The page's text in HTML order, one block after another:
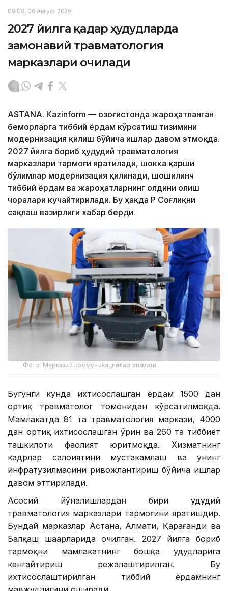
09:08, 06 Август 2026
2027 йилга қадар ҳудудларда
замонавий травматология
марказлари очилади
ASTANА. Кazinform — Қозоғистонда жароҳатланган
беморларга тиббий ёрдам кўрсатиш тизимини
модернизация қилиш бўйича ишлар давом этмоқда.
2027 йилга бориб ҳудудий травматология
марказлари тармоғи яратилади, шокка қарши
бўлимлар модернизация қилинади, шошилинч
тиббий ёрдам ва жароҳатларнинг олдини олиш
чоралари кучайтирилади. Бу ҳақда ҚР Соғлиқни
сақлаш вазирлиги хабар берди.
Фото: Марказий коммуникациялар хизмати
Бугунги кунда ихтисослашган ёрдам 1500 дан
ортиқ травматолог томонидан кўрсатилмоқда.
Мамлакатда 81 та травматология маркази, 4000
дан ортиқ ихтисослашган ўрин ва 260 та тиббиёт
ташкилоти фаолият юритмоқда. Хизматнинг
кадрлар салоҳиятини мустаҳкамлаш ва унинг
инфратузилмасини ривожлантириш бўйича ишлар
давом эттирилади.
Асосий йўналишлардан бири ҳудудий
травматология марказлари тармоғини яратишдир.
Бундай марказлар Астана, Алмати, Қарағанди ва
Балқаш шаҳарларида очилган. 2027 йилга бориб
тармоқни мамлакатнинг бошқа ҳудудларига
кенгайтириш режалаштирилган. Бу
ихтисослаштирилган тиббий ёрдамнинг